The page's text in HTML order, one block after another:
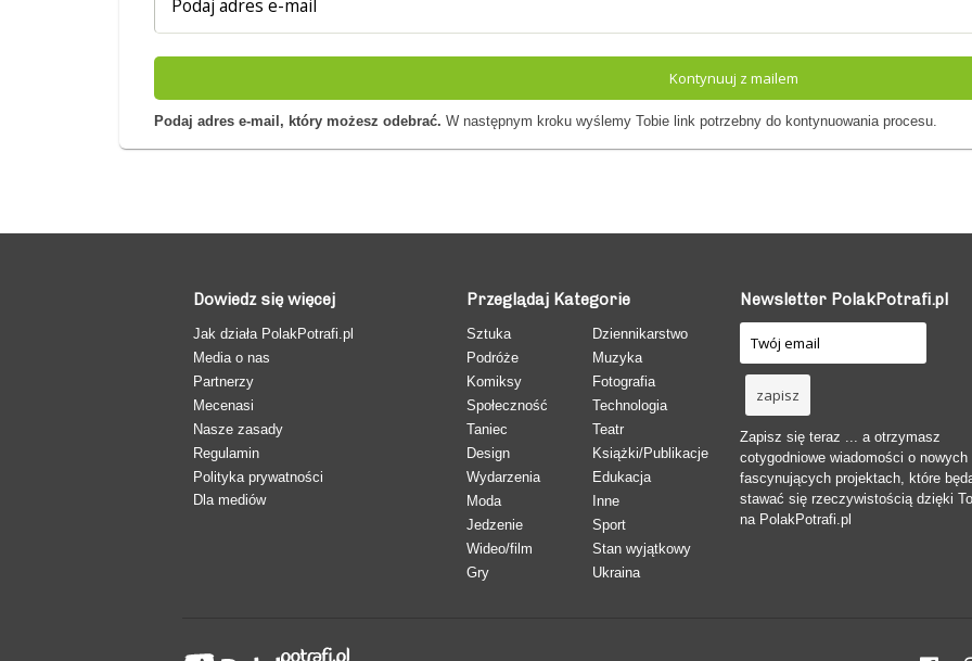
Kontynuuj z mailem
Podaj adres e-mail, który możesz odebrać. W następnym kroku wyślemy Tobie link potrzebny do kontynuowania procesu.
Dowiedz się więcej
Jak działa PolakPotrafi.pl
Media o nas
Partnerzy
Mecenasi
Nasze zasady
Regulamin
Polityka prywatności
Dla mediów
Przeglądaj Kategorie
Sztuka
Podróże
Komiksy
Społeczność
Taniec
Design
Wydarzenia
Moda
Jedzenie
Wideo/film
Gry
Dziennikarstwo
Muzyka
Fotografia
Technologia
Teatr
Książki/Publikacje
Edukacja
Inne
Sport
Stan wyjątkowy
Ukraina
Newsletter PolakPotrafi.pl
Zapisz się teraz ... a otrzymasz
cotygodniowe wiadomości o nowych
fascynujących projektach, które
stawać się rzeczywistością dzięki
na PolakPotrafi.pl